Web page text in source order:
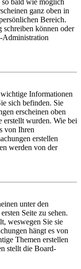
ganz oben in
Bereich.
schreiben können oder
Administration
Informationen
sich befinden. Sie
erscheinen oben
erstellt wurden. Wie bei
von Ihren
erstellen
werden von der
unter den
Seite zu sehen.
weswegen Sie sie
hängt es von
Themen erstellen
stellt die Board-